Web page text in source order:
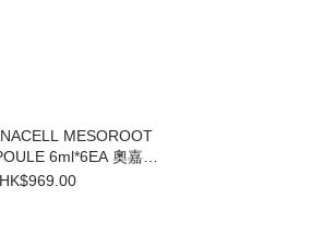
MESOROOT
6ml*6EA 奧嘉娜
$969 買一盒送兩
HK$969.00